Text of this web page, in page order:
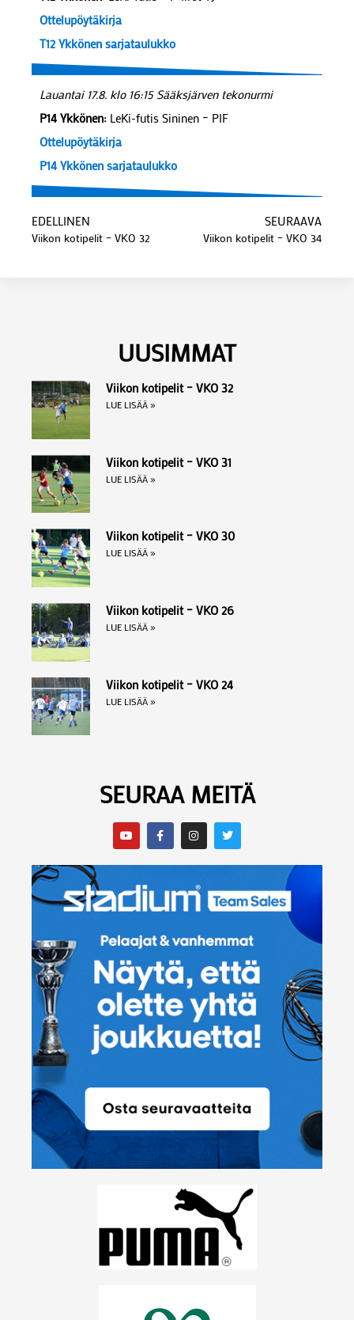
Ottelupöytäkirja
T12 Ykkönen sarjataulukko
Lauantai 17.8. klo 16:15 Sääksjärven tekonurmi
P14 Ykkönen: LeKi-futis Sininen – PIF
Ottelupöytäkirja
P14 Ykkönen sarjataulukko
EDELLINEN
Viikon kotipelit – VKO 32
SEURAAVA
Viikon kotipelit – VKO 34
UUSIMMAT
Viikon kotipelit – VKO 32
LUE LISÄÄ »
Viikon kotipelit – VKO 31
LUE LISÄÄ »
Viikon kotipelit – VKO 30
LUE LISÄÄ »
Viikon kotipelit – VKO 26
LUE LISÄÄ »
Viikon kotipelit – VKO 24
LUE LISÄÄ »
SEURAA MEITÄ